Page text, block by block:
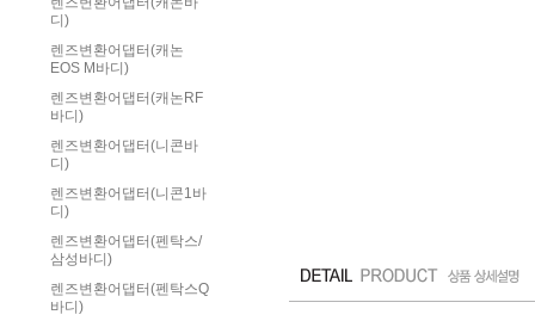
디)
렌즈변환어댑터(캐논
EOS M바디)
렌즈변환어댑터(캐논RF
바디)
렌즈변환어댑터(니콘바
디)
렌즈변환어댑터(니콘1바
디)
렌즈변환어댑터(펜탁스/
삼성바디)
렌즈변환어댑터(펜탁스Q
바디)